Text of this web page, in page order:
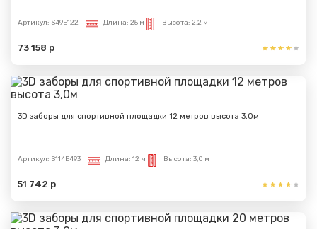
Артикул: S49E122 Длина: 25 м Высота: 2,2 м
73 158 р
3D заборы для спортивной площадки 12 метров высота 3,0м
Артикул: S114E493 Длина: 12 м Высота: 3,0 м
51 742 р